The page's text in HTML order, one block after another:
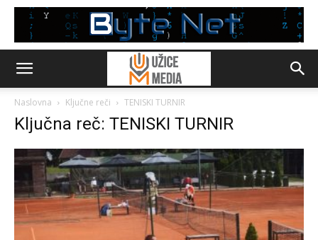
Naslovna Ključne reči TENISKI TURNIR
Ključna reč: TENISKI TURNIR